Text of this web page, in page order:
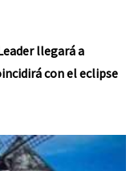
llegará a
con el eclipse